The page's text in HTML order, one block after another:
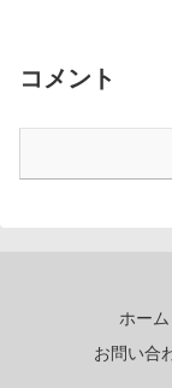
コメント
ホーム
お問い合